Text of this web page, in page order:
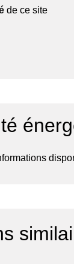
de ce site